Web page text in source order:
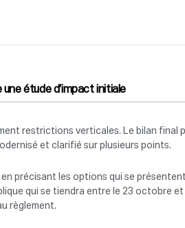
étude d’impact initiale
restrictions verticales. Le bilan final
et clarifié sur plusieurs points.
précisant les options qui se présentent
qui se tiendra entre le 23 octobre et
règlement.